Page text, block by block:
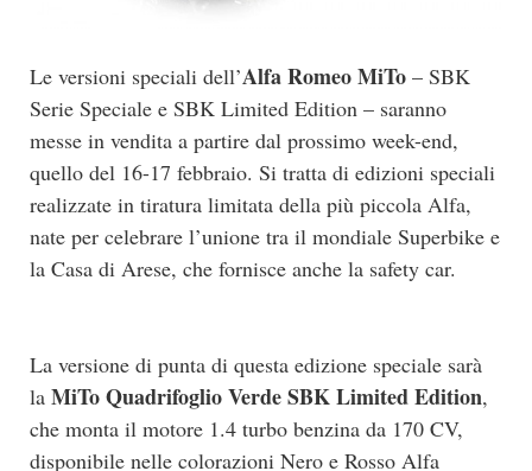
Le versioni speciali dell’Alfa Romeo MiTo – SBK
Serie Speciale e SBK Limited Edition – saranno
messe in vendita a partire dal prossimo week-end,
quello del 16-17 febbraio. Si tratta di edizioni speciali
realizzate in tiratura limitata della più piccola Alfa,
nate per celebrare l’unione tra il mondiale Superbike e
la Casa di Arese, che fornisce anche la safety car.
La versione di punta di questa edizione speciale sarà
la MiTo Quadrifoglio Verde SBK Limited Edition,
che monta il motore 1.4 turbo benzina da 170 CV,
disponibile nelle colorazioni Nero e Rosso Alfa